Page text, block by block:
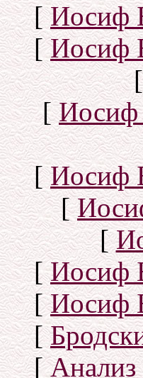
[Иосиф
[Иосиф
[Иосиф
[Иосиф
[
[
[Иосиф
[Иосиф
[
[Анализ